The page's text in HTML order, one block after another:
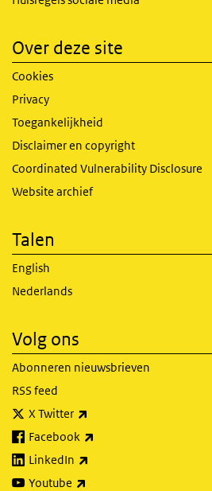
Over deze site
Cookies
Privacy
Toegankelijkheid
Disclaimer en copyright
Coordinated Vulnerability Disclosure
Website archief
Talen
English
Nederlands
Volg ons
Abonneren nieuwsbrieven
RSS feed
X Twitter
Facebook
LinkedIn
Youtube